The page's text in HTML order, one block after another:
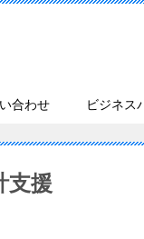
合わせ ビジネス
支援